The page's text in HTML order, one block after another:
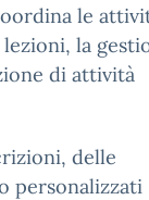
le
la
di attività
delle
personalizzati